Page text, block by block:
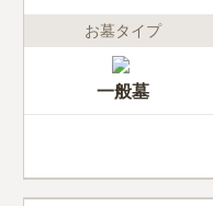
お墓タイプ
一般墓